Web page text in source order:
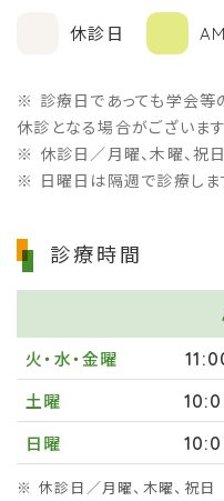
休診日
診療日であっても学会等
休診となる場合がございます
休診日／月曜、木曜、祝日
日曜日は隔週で診療しま
診療時間
火・水・金曜
土曜
日曜
※ 休診日／月曜、木曜、祝日